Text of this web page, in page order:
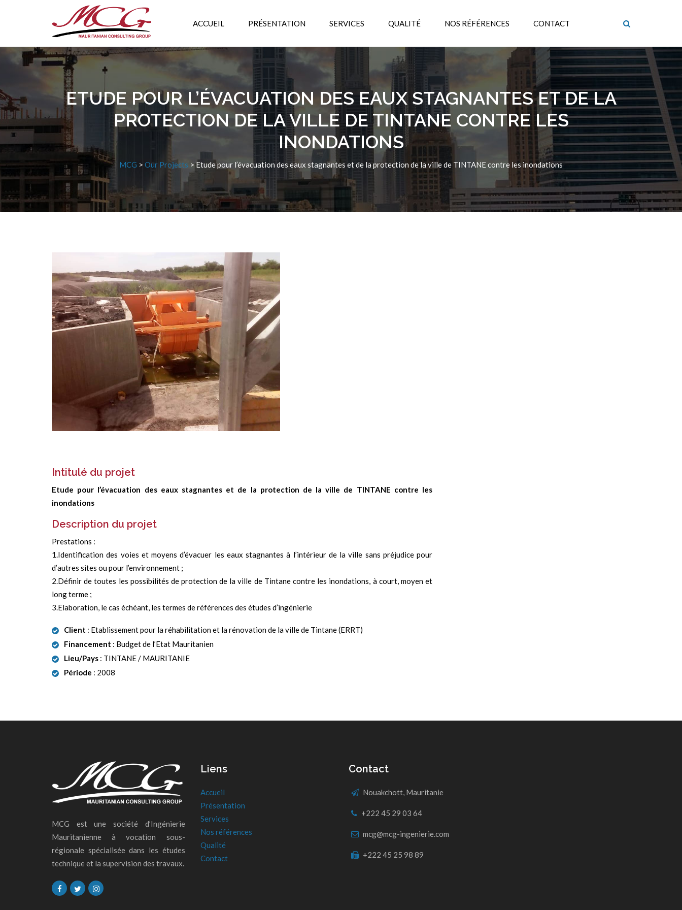
ACCUEIL PRÉSENTATION SERVICES QUALITÉ NOS RÉFÉRENCES CONTACT
ETUDE POUR L’ÉVACUATION DES EAUX STAGNANTES ET DE LA
PROTECTION DE LA VILLE DE TINTANE CONTRE LES
INONDATIONS
MCG > Our Projects >Etude pour l’évacuation des eaux stagnantes et de la protection de la ville de TINTANE contre les inondations
Intitulé du projet
Etude pour l’évacuation des eaux stagnantes et de la protection de la ville de TINTANE contre les
inondations
Description du projet
Prestations :
1.Identification des voies et moyens d’évacuer les eaux stagnantes à l’intérieur de la ville sans préjudice pour
d’autres sites ou pour l’environnement ;
2.Définir de toutes les possibilités de protection de la ville de Tintane contre les inondations, à court, moyen et
long terme ;
3.Elaboration, le cas échéant, les termes de références des études d’ingénierie
Client : Etablissement pour la réhabilitation et la rénovation de la ville de Tintane (ERRT)
Financement : Budget de l’Etat Mauritanien
Lieu/Pays : TINTANE / MAURITANIE
Période : 2008
MCG est une société d’Ingénierie
Mauritanienne à vocation sous-
régionale spécialisée dans les études
technique et la supervision des travaux.
Liens
Accueil
Présentation
Services
Nos références
Qualité
Contact
Contact
Nouakchott, Mauritanie
+222 45 29 03 64
mcg@mcg-ingenierie.com
+222 45 25 98 89